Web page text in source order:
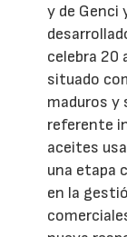
y de Genci
celebra 20
situado
maduros y
referente
aceites
una etapa
en la